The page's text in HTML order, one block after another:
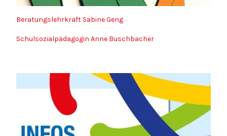
Beratungslehrkraft Sabine Geng
Schulsozialpädagogin Anne Buschbacher